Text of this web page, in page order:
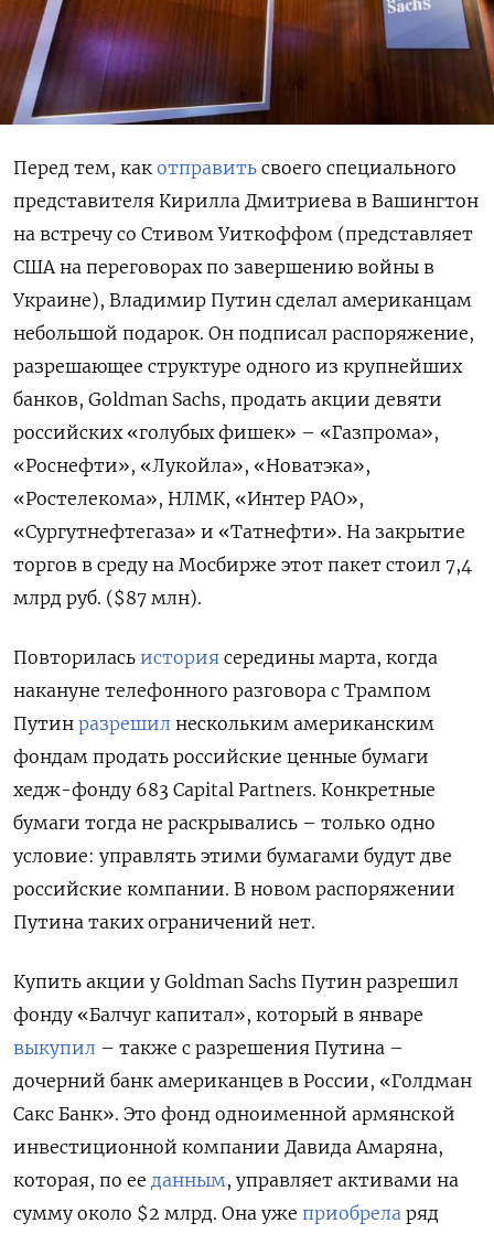
Перед тем, как отправить своего специального
представителя Кирилла Дмитриева в Вашингтон
на встречу со Стивом Уиткоффом (представляет
США на переговорах по завершению войны в
Украине), Владимир Путин сделал американцам
небольшой подарок. Он подписал распоряжение,
разрешающее структуре одного из крупнейших
банков, Goldman Sachs, продать акции девяти
российских «голубых фишек» – «Газпрома»,
«Роснефти», «Лукойла», «Новатэка»,
«Ростелекома», НЛМК, «Интер РАО»,
«Сургутнефтегаза» и «Татнефти». На закрытие
торгов в среду на Мосбирже этот пакет стоил 7,4
млрд руб. ($87 млн).
Повторилась история середины марта, когда
накануне телефонного разговора с Трампом
Путин разрешил нескольким американским
фондам продать российские ценные бумаги
хедж-фонду 683 Capital Partners. Конкретные
бумаги тогда не раскрывались – только одно
условие: управлять этими бумагами будут две
российские компании. В новом распоряжении
Путина таких ограничений нет.
Купить акции у Goldman Sachs Путин разрешил
фонду «Балчуг капитал», который в январе
выкупил – также с разрешения Путина –
дочерний банк американцев в России, «Голдман
Сакс Банк». Это фонд одноименной армянской
инвестиционной компании Давида Амаряна,
которая, по ее данным, управляет активами на
сумму около $2 млрд. Она уже приобрела ряд